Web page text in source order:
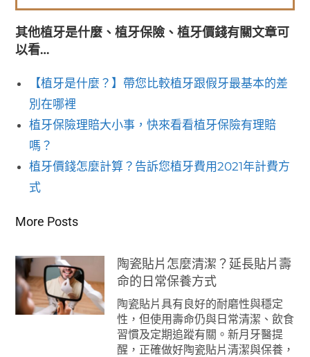
其他植牙是什麼、植牙保險、植牙價錢有關文章可
以看…
【植牙是什麼？】帶您比較植牙跟假牙最基本的差
別在哪裡
植牙保險理賠大小事，快來看看植牙保險有理賠
嗎？
植牙價錢怎麼計算？告訴您植牙費用2021年計費方
式
More Posts
陶瓷貼片怎麼清潔？延長貼片壽
命的日常保養方式
陶瓷貼片具有良好的耐磨性與穩定
性，但使用壽命仍與日常清潔、飲食
習慣及定期追蹤有關。新月牙醫提
醒，正確做好陶瓷貼片清潔與保養，